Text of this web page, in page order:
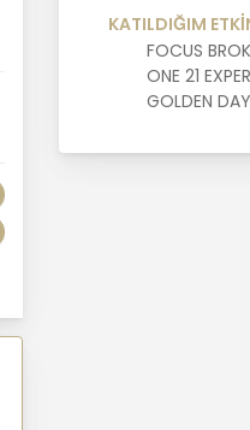
KATILDIĞIM
FOCUS
ONE 21
GOLDEN